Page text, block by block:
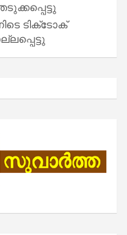
ടിക്‌ടോക്